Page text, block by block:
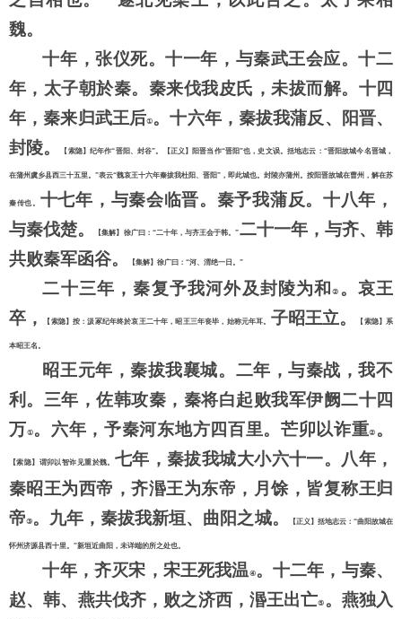
魏。
十年，张仪死。十一年，与秦武王会应。十二
年，太子朝於秦。秦来伐我皮氏，未拔而解。十四
年，秦来归武王后① 。十六年，秦拔我蒲反、阳晋、
封陵。
【索隐】纪年作“晋阳、封谷”。【正义】阳晋当作“晋阳”也，史文误。括地志云：“晋阳故城今名晋城，
在蒲州虞乡县西三十五里。”表云“魏哀王十六年秦拔我杜阳、晋阳”，即此城也。封陵亦蒲州。按阳晋故城在曹州，解在苏
秦传也。 十七年，与秦会临晋。秦予我蒲反。十八年，
与秦伐楚。
【集解】徐广曰： “二十年，与齐王会于韩。”二十一年，与齐、韩
共败秦军函谷。
【集解】徐广曰： “河、渭绝一日。”
二十三年，秦复予我河外及封陵为和② 。哀王
卒，
【索隐】按：汲冢纪年终於哀王二十年，昭王三年丧毕，始称元年耳。 子昭王立。 【索隐】系
本昭王名。
昭王元年，秦拔我襄城。二年，与秦战，我不
利。三年，佐韩攻秦，秦将白起败我军伊阙二十四
万① 。六年，予秦河东地方四百里。芒卯以诈重② 。
【索隐】谓卯以智诈见重於魏。 七年，秦拔我城大小六十一。八年，
秦昭王为西帝，齐湣王为东帝，月馀，皆复称王归
帝③ 。九年，秦拔我新垣、曲阳之城。 【正义】括地志云： “曲阳故城在
怀州济源县西十里。”新垣近曲阳，未详端的所之处也。
十年，齐灭宋，宋王死我温 ④。十二年，与秦、
赵、韩、燕共伐齐，败之济西，湣王出亡⑤ 。燕独入